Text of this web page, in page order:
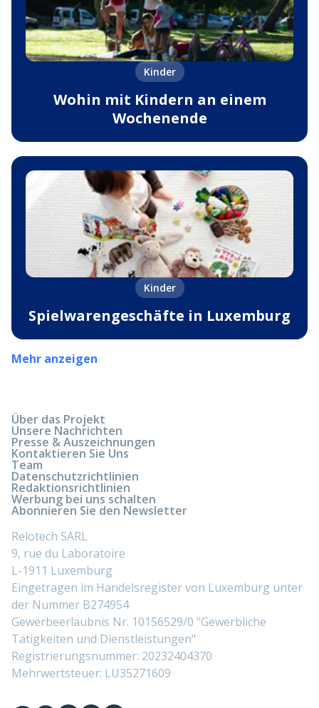
Kinder
Wohin mit Kindern an einem
Wochenende
Kinder
Spielwarengeschäfte in Luxemburg
Mehr anzeigen
Über das Projekt
Unsere Nachrichten
Presse & Auszeichnungen
Kontaktieren Sie Uns
Team
Datenschutzrichtlinien
Redaktionsrichtlinien
Werbung bei uns schalten
Abonnieren Sie den Newsletter
Relotech SARL
9, rue du Laboratoire
L-1911 Luxemburg
Eingetragen im Handelsregister von Luxemburg unter
der Nummer B274954
Gewerbeerlaubnis Nr. 10156529/0 "Gewerbliche
Tätigkeiten und Dienstleistungen"
Registrierungsnummer: 20232404370
Mehrwertsteuer: LU35271609